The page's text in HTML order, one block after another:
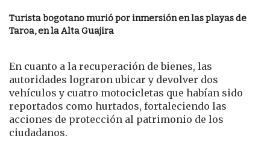
Turista bogotano murió por inmersión en las playas de
Taroa, en la Alta Guajira
En cuanto a la recuperación de bienes, las
autoridades lograron ubicar y devolver dos
vehículos y cuatro motocicletas que habían sido
reportados como hurtados, fortaleciendo las
acciones de protección al patrimonio de los
ciudadanos.